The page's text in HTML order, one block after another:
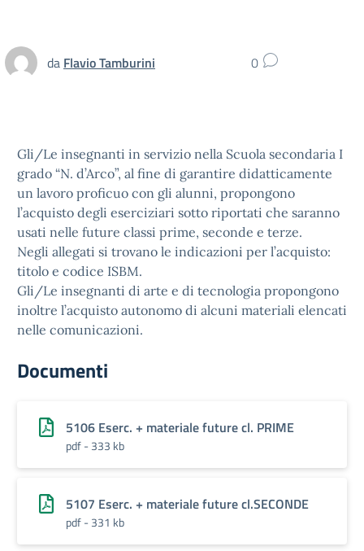
da Flavio Tamburini 0
Gli/Le insegnanti in servizio nella Scuola secondaria I
grado “N. d’Arco”, al fine di garantire didatticamente
un lavoro proficuo con gli alunni, propongono
l’acquisto degli eserciziari sotto riportati che saranno
usati nelle future classi prime, seconde e terze.
Negli allegati si trovano le indicazioni per l’acquisto:
titolo e codice ISBM.
Gli/Le insegnanti di arte e di tecnologia propongono
inoltre l’acquisto autonomo di alcuni materiali elencati
nelle comunicazioni.
Documenti
5106 Eserc. + materiale future cl. PRIME
pdf - 333 kb
5107 Eserc. + materiale future cl.SECONDE
pdf - 331 kb